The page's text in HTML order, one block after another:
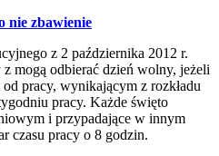
nie zbawienie
z 2 października 2012 r.
mogą odbierać dzień wolny, jeżeli
pracy, wynikającym z rozkładu
pracy. Każde święto
i przypadające w innym
czasu pracy o 8 godzin.